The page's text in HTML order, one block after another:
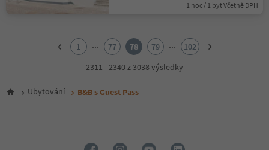
1 noc / 1 byt Včetně DPH
6
1 ... 77 78 79 ...
102
2311 - 2340 z 3038 výsledky
Ubytování B&B s Guest Pass